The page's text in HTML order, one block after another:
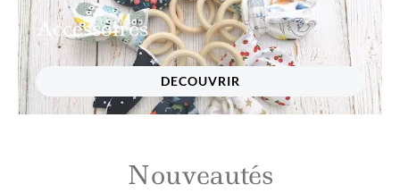
Accessoires
DECOUVRIR
Nouveautés